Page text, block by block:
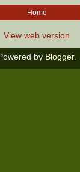
Home
View web version
by Blogger.